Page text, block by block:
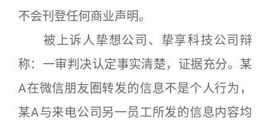
不会刊登任何商业声明。
被上诉人挚想公司、挚享科技公司辩
称：一审判决认定事实清楚，证据充分。某
A在微信朋友圈转发的信息不是个人行为，
某A与来电公司另一员工所发的信息内容均